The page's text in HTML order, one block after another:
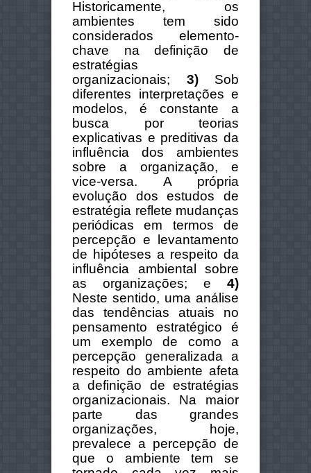
Historicamente, os
ambientes tem sido
considerados elemento-
chave na definição de
estratégias
organizacionais; 3)Sob
diferentes interpretações e
modelos, é constante a
busca por teorias
explicativas e preditivas da
influência dos ambientes
sobre a organização, e
vice-versa. A própria
evolução dos estudos de
estratégia reflete mudanças
periódicas em termos de
percepção e levantamento
de hipóteses a respeito da
influência ambiental sobre
as organizações; e 4)
Neste sentido, uma análise
das tendências atuais no
pensamento estratégico é
um exemplo de como a
percepção generalizada a
respeito do ambiente afeta
a definição de estratégias
organizacionais. Na maior
parte das grandes
organizações, hoje,
prevalece a percepção de
que o ambiente tem se